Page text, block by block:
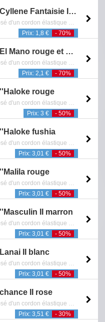
Bracelet souple Cyllene Fantaisie II rose
Bracelet souple composé d'un cordon élastique et d'un pendentif représentant la tour Eiffel avec finition dorée - Sans Nickel - Reference: 0601.271.0510
Prix: 1,8 €
- 70%
Bracelet souple El Mano rouge et argenté
Bracelet souple composé d'un cordon élastique et d'un pendentif représentant une main incrusté de cristaux blancs avec finition argentée - Sans Nickel - Reference: 0601.150.0909
Prix: 2,1 €
- 70%
rouge
Bracelet souple composé d'un cordon élastique et d'un pendentif en forme d'anneau incrusté de cristaux blancs - Sans Nickel - Reference: 0601.389.0308
Prix: 3 €
- 50%
fushia
Bracelet souple composé d'un cordon élastique et d'un pendentif en forme d'anneau incrusté de cristaux blancs - Sans Nickel - Reference: 0601.386.0308
Prix: 3,01 €
- 50%
rouge
Bracelet souple composé d'un cordon élastique et d'un pendentif ajouré en forme de coeur incrusté de cristaux blancs - Sans Nickel - Reference: 0601.104.0709
Prix: 3,01 €
- 50%
II marron
Bracelet souple composé d'un cordon élastique et d'un pendentif représentant le signe "Masculin" incrusté de cristaux blancs avec finition dorée - Sans Nickel - Reference: 0601.236.0210
Prix: 3,01 €
- 50%
II blanc
Bracelet souple composé d'un cordon élastique et d'un pendentif représentant une étoile dorée - Sans Nickel - Reference: 0601.420.0911
Prix: 3,01 €
- 50%
II rose
Bracelet souple composé d'un cordon élastique et d'un pendentif représentant une clef avec finition argentée - Sans Nickel - Reference: 0601.173.1109
Prix: 3,51 €
- 30%